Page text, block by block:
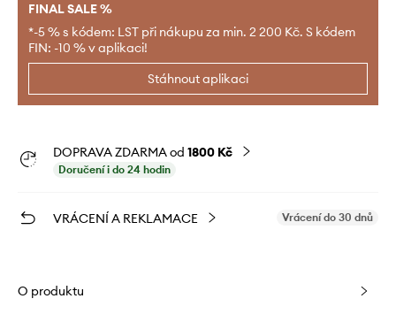
FINAL SALE %
*-5 % s kódem: LST při nákupu za min. 2 200 Kč. S kódem
FIN: -10 % v aplikaci!
Stáhnout aplikaci
DOPRAVA ZDARMA od 1800 Kč
Doručení i do 24 hodin
VRÁCENÍ A REKLAMACE Vrácení do 30 dnů
O produktu